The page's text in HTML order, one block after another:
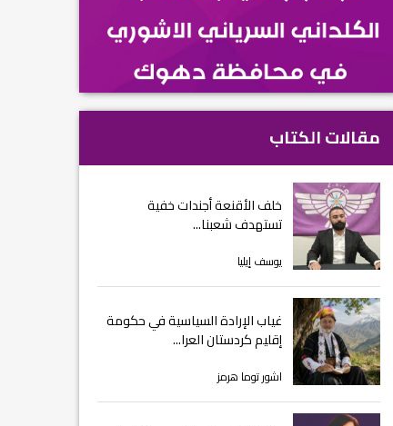
مقالات الكتاب
خلف الأقنعة أجندات خفية
تستهدف شعبنا...
يوسف إيليا
غياب الإرادة السياسية في حكومة
إقليم كردستان العرا...
اشور توما هرمز